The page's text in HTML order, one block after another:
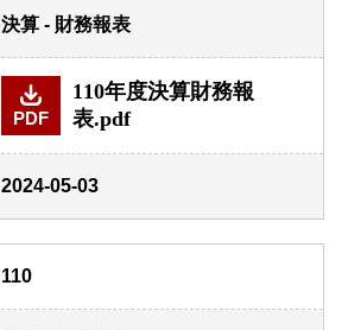
決算 - 財務報表
PDF
110年度決算財務報
表.pdf
2024-05-03
110